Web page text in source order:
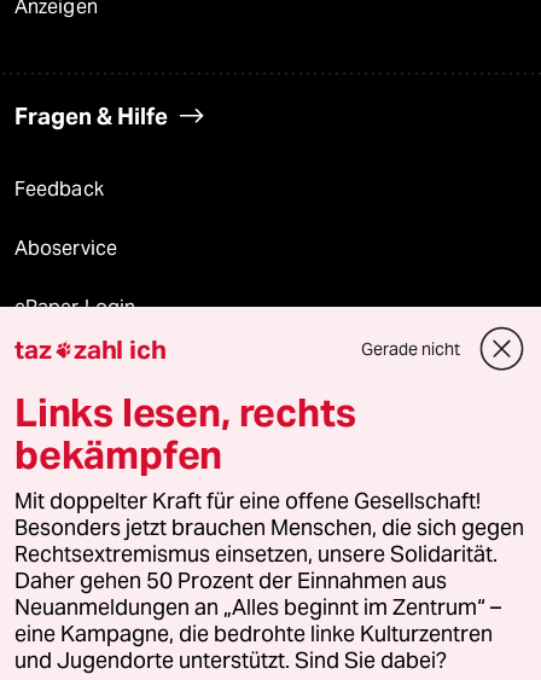
Anzeigen
Fragen & Hilfe
Feedback
Aboservice
ePaper Login
Downloads für Abonnierende
© 2026 taz Verlags und Vertriebs GmbH
Alle Rechte vorbehalten. Bei rechtlichen Fragen oder für Genehmigungen
wenden Sie sich bitte an
lizenzen@taz.de
Feedback Redaktionsstatut Kommune-Richtlinien
Leitlinie Informant Datenschutz Impressum AGB
taz zahl ich Gerade nicht
Links lesen, rechts
bekämpfen
Mit doppelter Kraft für eine offene Gesellschaft!
Besonders jetzt brauchen Menschen, die sich gegen
Rechtsextremismus einsetzen, unsere Solidarität.
Daher gehen 50 Prozent der Einnahmen aus
Neuanmeldungen an „Alles beginnt im Zentrum“ –
eine Kampagne, die bedrohte linke Kulturzentren
und Jugendorte unterstützt. Sind Sie dabei?